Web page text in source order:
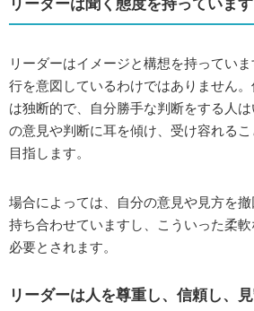
リーダーは聞く態度を持っています
リーダーはイメージと構想を持ってい
行を意図しているわけではありません
は独断的で、自分勝手な判断をする人
の意見や判断に耳を傾け、受け容れる
目指します。
場合によっては、自分の意見や見方を
持ち合わせていますし、こういった柔
必要とされます。
リーダーは人を尊重し、信頼し、